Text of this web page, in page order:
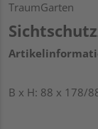
TraumGarten
B x H: 88 x 178/